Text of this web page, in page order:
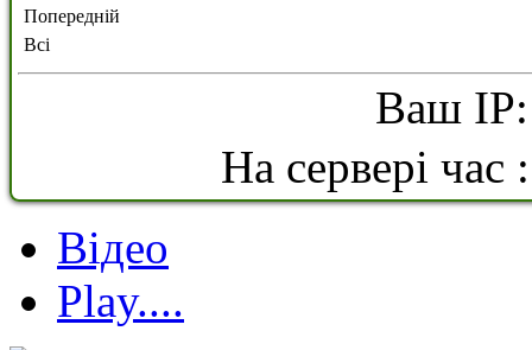
Попередній
Всі
Ваш IP:
На сервері
Відео
Play....